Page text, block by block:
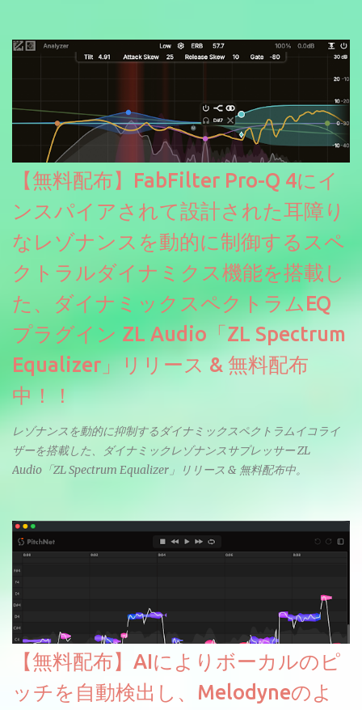
【無料配布】FabFilter Pro-Q 4にイ
ンスパイアされて設計された耳障り
なレゾナンスを動的に制御するスペ
クトラルダイナミクス機能を搭載し
た、ダイナミックスペクトラムEQ
プラグイン ZL Audio「ZL Spectrum
Equalizer」リリース & 無料配布
中！！
レゾナンスを動的に抑制するダイナミックスペクトラムイコライ
ザーを搭載した、ダイナミックレゾナンスサプレッサー ZL
Audio「ZL Spectrum Equalizer」リリース & 無料配布中。
【無料配布】AIによりボーカルのピ
ッチを自動検出し、Melodyneのよ